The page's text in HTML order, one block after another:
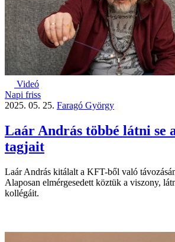
Videó
Napi friss
2025. 05. 25. Faragó György
Laár András többé látni se
tagjait
Laár András kitálalt a KFT-ből való
Alaposan elmérgesedett köztük a viszony,
kollégáit.